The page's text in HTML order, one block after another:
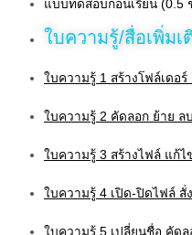
แบบทดสอบก่อนเรียน (0.5
ใบความรู้/สื่อเพิ่มเ
ใบความรู้ 1 สร้างโฟล์เดอ
ใบความรู้ 2 คัดลอก ย้าย ล
ใบความรู้ 3 สร้างไฟล์ แก้
ใบความรู้ 4 เปิด-ปิดไฟล์ สั่
ใบความรู้ 5 เปลี่ยนชื่อ คัด